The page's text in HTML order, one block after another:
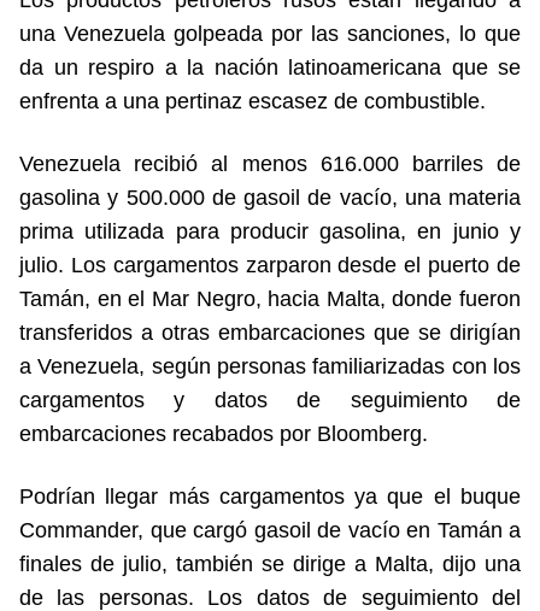
una Venezuela golpeada por las sanciones, lo que
da un respiro a la nación latinoamericana que se
enfrenta a una pertinaz escasez de combustible.
Venezuela recibió al menos 616.000 barriles de
gasolina y 500.000 de gasoil de vacío, una materia
prima utilizada para producir gasolina, en junio y
julio. Los cargamentos zarparon desde el puerto de
Tamán, en el Mar Negro, hacia Malta, donde fueron
transferidos a otras embarcaciones que se dirigían
a Venezuela, según personas familiarizadas con los
cargamentos y datos de seguimiento de
embarcaciones recabados por Bloomberg.
Podrían llegar más cargamentos ya que el buque
Commander, que cargó gasoil de vacío en Tamán a
finales de julio, también se dirige a Malta, dijo una
de las personas. Los datos de seguimiento del